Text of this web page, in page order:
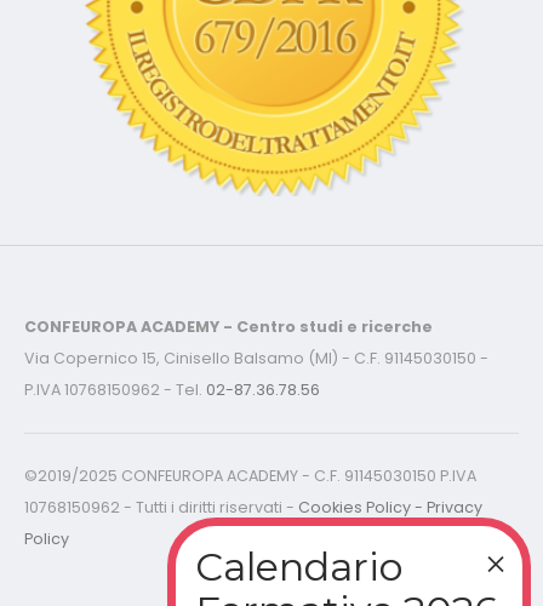
CONFEUROPA ACADEMY - Centro studi e ricerche
Via Copernico 15, Cinisello Balsamo (MI) - C.F. 91145030150 -
P.IVA 10768150962 - Tel. 02-87.36.78.56
©2019/2025 CONFEUROPA ACADEMY - C.F. 91145030150 P.IVA
10768150962 - Tutti i diritti riservati - Cookies Policy - Privacy
Policy